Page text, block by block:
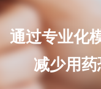
通过专业化
减少用